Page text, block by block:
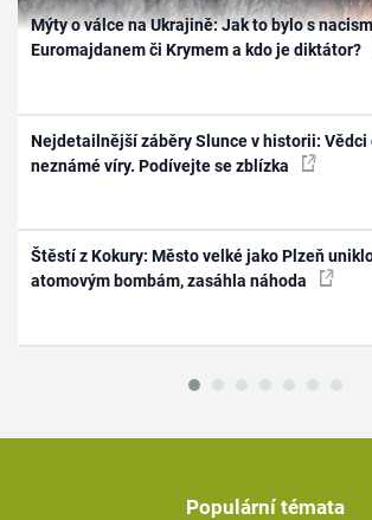
Mýty o válce na Ukrajině: Jak to bylo s
Euromajdanem či Krymem a kdo je diktátor?
Nejdetailnější záběry Slunce v historii:
neznámé víry. Podívejte se zblízka
Štěstí z Kokury: Město velké jako Plzeň
atomovým bombám, zasáhla náhoda
Populární témata